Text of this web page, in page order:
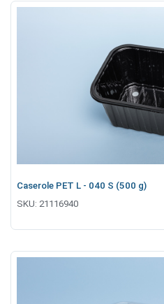
Caserole PET L - 040 S (500 g)
SKU: 21116940